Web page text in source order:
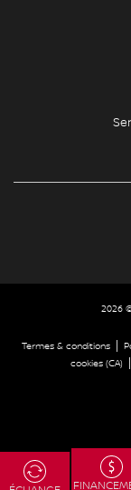
2026
Termes & conditions|
cookies (CA)